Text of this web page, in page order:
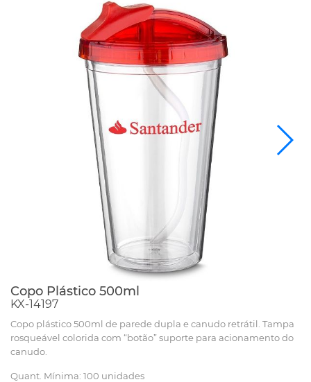
Copo Plástico 500ml
KX-14197
Copo plástico 500ml de parede dupla e canudo retrátil. Tampa
rosqueável colorida com “botão” suporte para acionamento do
canudo.
Quant. Mínima: 100 unidades